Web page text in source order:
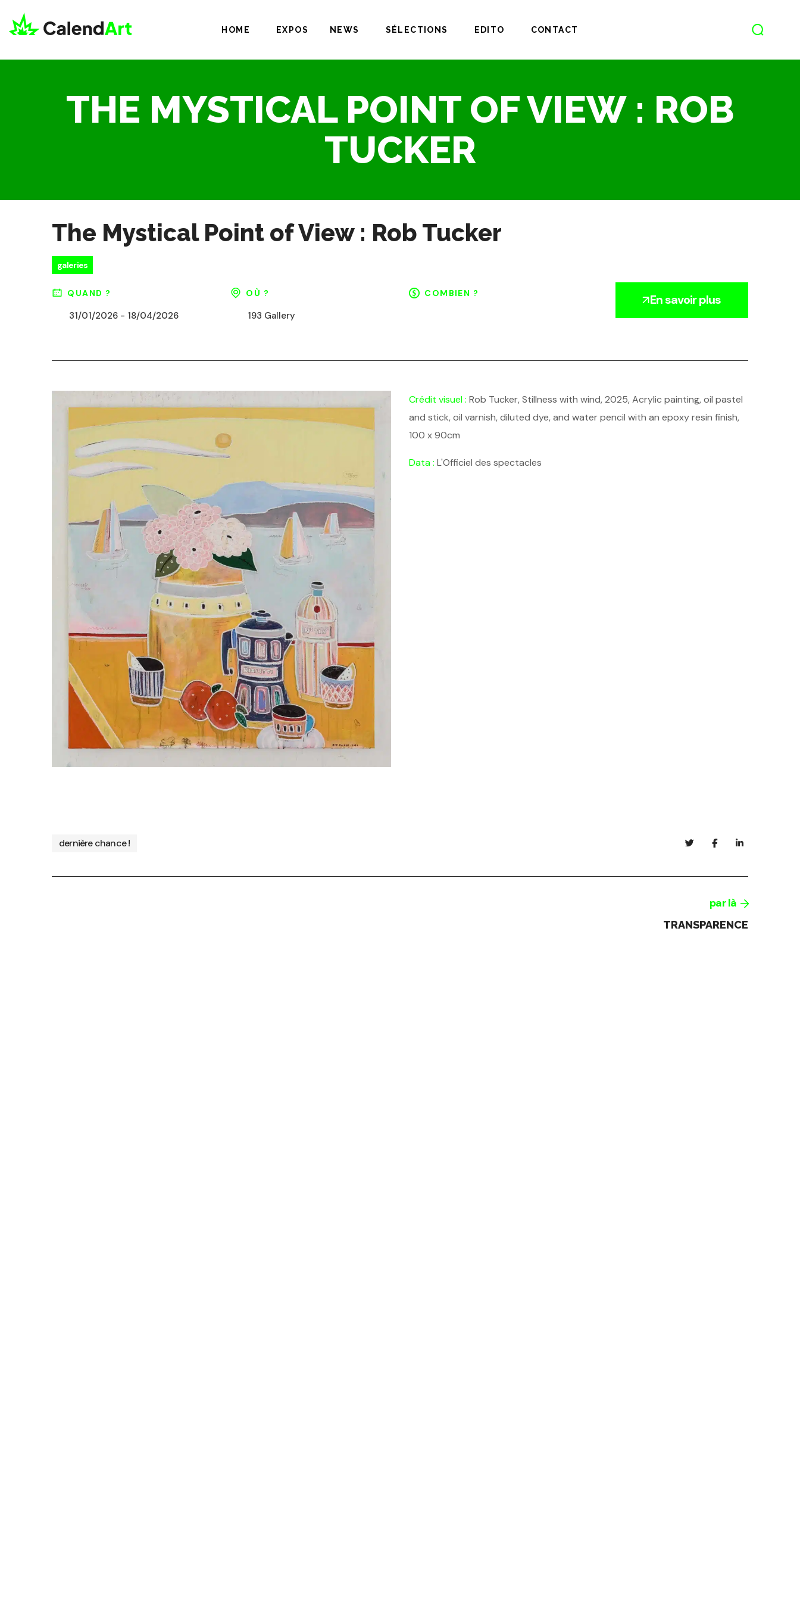
HOME EXPOS NEWS SÉLECTIONS EDITO CONTACT
THE MYSTICAL POINT OF VIEW : ROB
TUCKER
The Mystical Point of View : Rob Tucker
galeries
QUAND ?
31/01/2026 - 18/04/2026
OÙ ?
193 Gallery
COMBIEN ? En savoir plus
Crédit visuel : Rob Tucker, Stillness with wind, 2025, Acrylic painting, oil pastel
and stick, oil varnish, diluted dye, and water pencil with an epoxy resin finish,
100 x 90cm
Data : L'Officiel des spectacles
dernière chance !
par là
TRANSPARENCE